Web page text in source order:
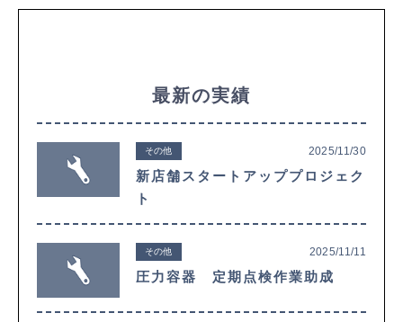
最新の実績
その他 2025/11/30
新店舗スタートアッププロジェク
ト
その他 2025/11/11
圧力容器 定期点検作業助成